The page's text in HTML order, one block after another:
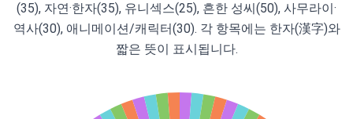
(35), 자연·한자(35), 유니섹스(25), 흔한 성씨(50), 사무라이·
역사(30), 애니메이션/캐릭터(30). 각 항목에는 한자(漢字)와
짧은 뜻이 표시됩니다.